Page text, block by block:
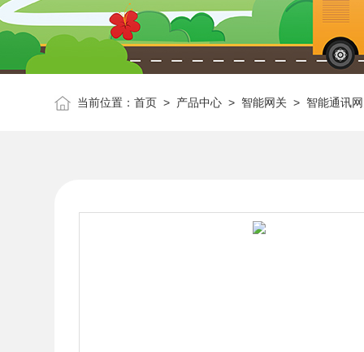
当前位置：首页 > 产品中心 > 智能网关 > 智能通讯